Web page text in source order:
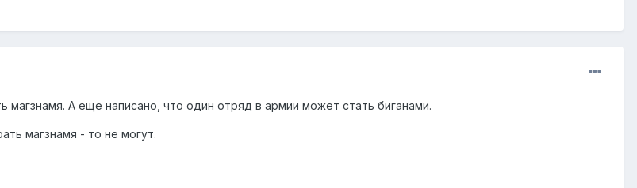
магзнамя. А еще написано, что один отряд в армии может стать биганами.
магзнамя - то не могут.